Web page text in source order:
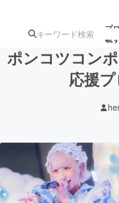
プ
載
ジェクト
アート・写真
テクノロジー・
ポンコツコン
応援